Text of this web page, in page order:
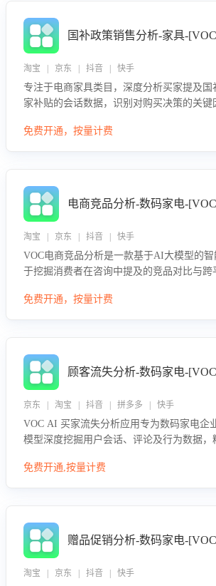
国补政策销售分析-家具-
淘宝 | 京东 | 抖音 | 快手
专注于电商家具类目，深度分析买家提及国
家补贴的会话数据，识别对购买决策的关
略，助力商家利用国补政策提升GMV。
免费开通，按量计费
电商竞品分析-数码家电-
淘宝 | 京东 | 抖音 | 快手
VOC电商竞品分析是一款基于AI大模型的
于挖掘消费者在咨询中提及的竞品对比与跨
息，进行多维度交叉对比，并分析消费者的
免费开通，按量计费
顾客流失分析-数码家电-
京东 | 淘宝 | 抖音 | 拼多多 | 快手
VOC AI 买家流失分析应用专为数码家电企
模型深度挖掘用户会话、评论及行为数据，
迟、竞品价格冲击等。系统自动输出可落地
免费开通,按量计费
赠品促销分析-数码家电-
淘宝 | 京东 | 抖音 | 快手